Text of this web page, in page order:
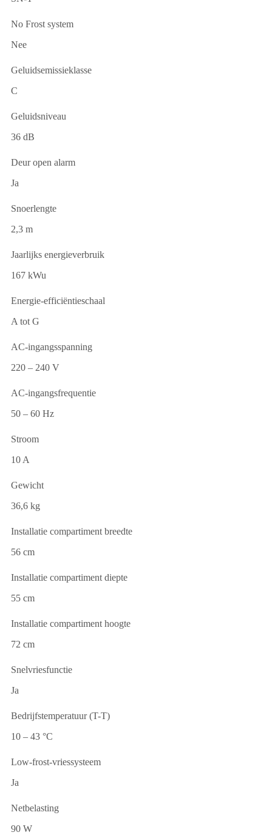
No Frost system
Nee
Geluidsemissieklasse
C
Geluidsniveau
36 dB
Deur open alarm
Ja
Snoerlengte
2,3 m
Jaarlijks energieverbruik
167 kWu
Energie-efficiëntieschaal
A tot G
AC-ingangsspanning
220 – 240 V
AC-ingangsfrequentie
50 – 60 Hz
Stroom
10 A
Gewicht
36,6 kg
Installatie compartiment breedte
56 cm
Installatie compartiment diepte
55 cm
Installatie compartiment hoogte
72 cm
Snelvriesfunctie
Ja
Bedrijfstemperatuur (T-T)
10 – 43 °C
Low-frost-vriessysteem
Ja
Netbelasting
90 W